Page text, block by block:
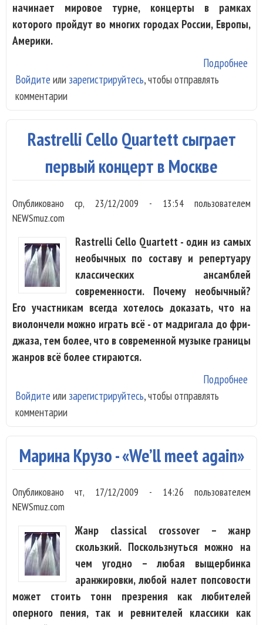
начинает мировое турне, концерты в рамках
которого пройдут во многих городах России, Европы,
Америки.
Подробнее
Войдите или зарегистрируйтесь, чтобы отправлять
комментарии
Rastrelli Cello Quartett сыграет
первый концерт в Москве
Опубликованоср, 23/12/2009 - 13:54пользователем
NEWSmuz.com
Rastrelli Cello Quartett - один из самых
необычных по составу и репертуару
классических ансамблей
современности. Почему необычный?
Его участникам всегда хотелось доказать, что на
виолончели можно играть всё - от мадригала до фри-
джаза, тем более, что в современной музыке границы
жанров всё более стираются.
Подробнее
в
Войдите или зарегистрируйтесь, чтобы отправлять
комментарии
Марина Крузо - «We’ll meet again»
Опубликованочт, 17/12/2009 - 14:26 пользователем
NEWSmuz.com
Жанр classical crossover – жанр
скользкий. Поскользнуться можно на
чем угодно – любая выщербинка
аранжировки, любой налет попсовости
может стоить тонн презрения как любителей
оперного пения, так и ревнителей классики как